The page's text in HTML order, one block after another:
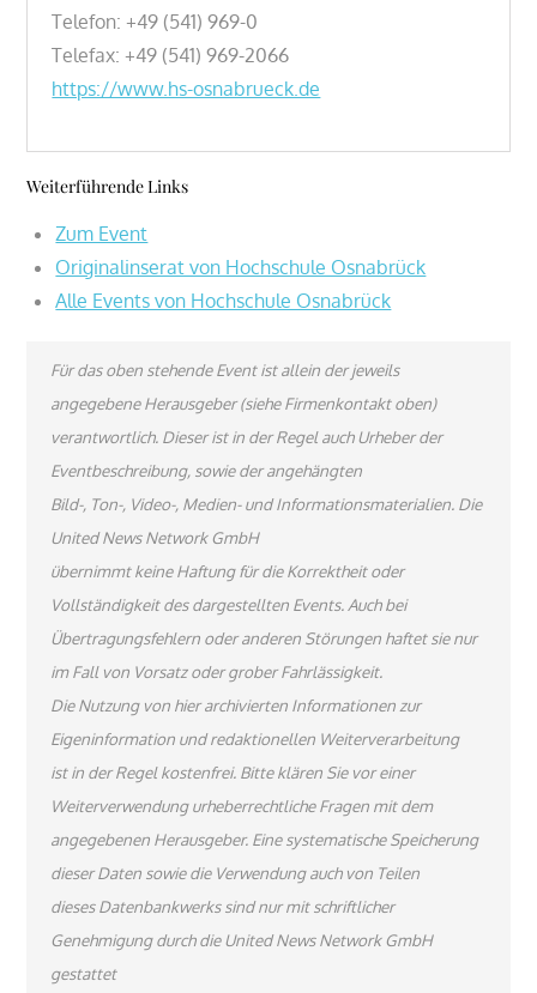
Telefon: +49 (541) 969-0
Telefax: +49 (541) 969-2066
https://www.hs-osnabrueck.de
Weiterführende Links
Zum Event
Originalinserat von Hochschule Osnabrück
Alle Events von Hochschule Osnabrück
Für das oben stehende Event ist allein der jeweils
angegebene Herausgeber (siehe Firmenkontakt oben)
verantwortlich. Dieser ist in der Regel auch Urheber der
Eventbeschreibung, sowie der angehängten
Bild-, Ton-, Video-, Medien- und Informationsmaterialien. Die
United News Network GmbH
übernimmt keine Haftung für die Korrektheit oder
Vollständigkeit des dargestellten Events. Auch bei
Übertragungsfehlern oder anderen Störungen haftet sie nur
im Fall von Vorsatz oder grober Fahrlässigkeit.
Die Nutzung von hier archivierten Informationen zur
Eigeninformation und redaktionellen Weiterverarbeitung
ist in der Regel kostenfrei. Bitte klären Sie vor einer
Weiterverwendung urheberrechtliche Fragen mit dem
angegebenen Herausgeber. Eine systematische Speicherung
dieser Daten sowie die Verwendung auch von Teilen
dieses Datenbankwerks sind nur mit schriftlicher
Genehmigung durch die United News Network GmbH
gestattet